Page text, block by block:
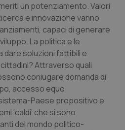
un potenziamento. Valori
e innovazione vanno
capaci di generare
La politica e le
dare soluzioni fattibili e
Attraverso quali
coniugare domanda di
accesso equo
Paese propositivo e
‘caldi’ che si sono
del mondo politico-